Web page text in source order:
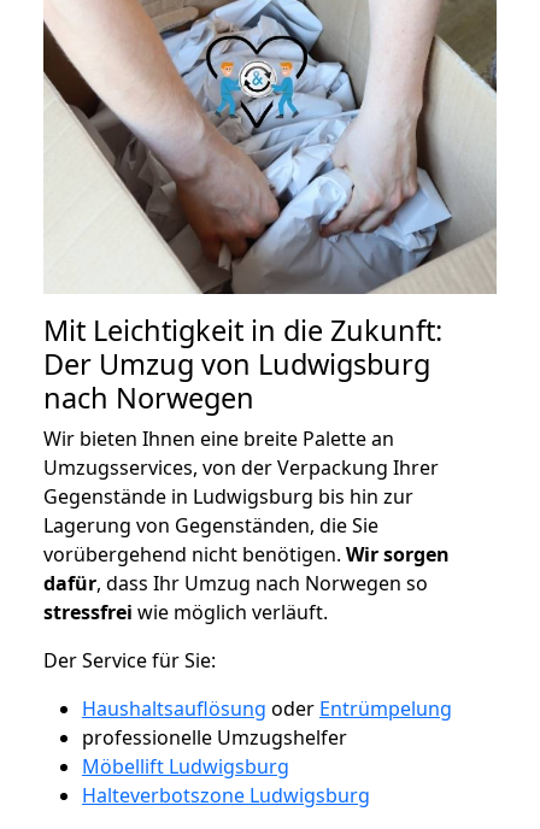
Mit Leichtigkeit in die Zukunft:
Der Umzug von Ludwigsburg
nach Norwegen
Wir bieten Ihnen eine breite Palette an
Umzugsservices, von der Verpackung Ihrer
Gegenstände in Ludwigsburg bis hin zur
Lagerung von Gegenständen, die Sie
vorübergehend nicht benötigen. Wir sorgen
dafür, dass Ihr Umzug nach Norwegen so
stressfrei wie möglich verläuft.
Der Service für Sie:
Haushaltsauflösung oder Entrümpelung
professionelle Umzugshelfer
Möbellift Ludwigsburg
Halteverbotszone Ludwigsburg